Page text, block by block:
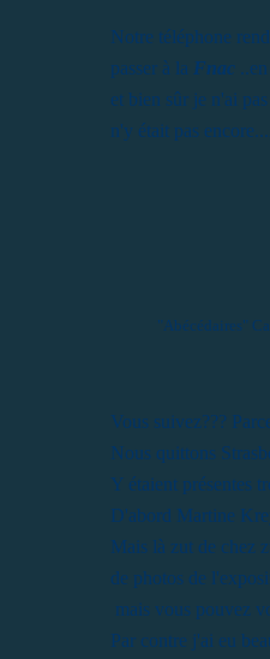
Notre téléphone
passer à la Fnac
et bien sûr je n'ai
n'y était pas
"Abécédaires"
Vous suivez???
Nous quittons
Y étaient présentes
D'abord Martine
Mais là zut de chez
de photos de
mais vous pouvez
Par contre j'ai eu